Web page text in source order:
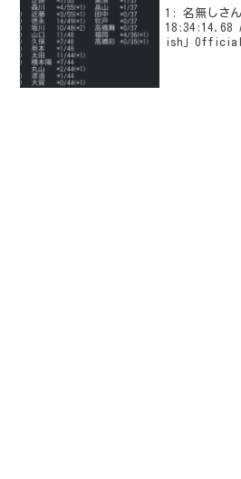
∀ﾟ
抜 指標】
1: 名無しさ
18:34:14.68
ish」Official